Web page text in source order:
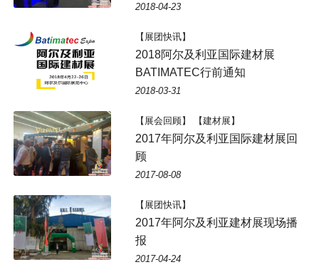
2018-04-23
【展团快讯】
2018阿尔及利亚国际建材展
BATIMATEC行前通知
2018-03-31
【展会回顾】 【建材展】
2017年阿尔及利亚国际建材展回
顾
2017-08-08
【展团快讯】
2017年阿尔及利亚建材展现场播
报
2017-04-24